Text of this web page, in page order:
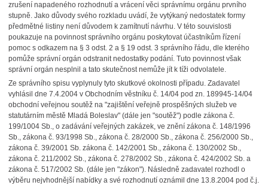
zrušení napadeného rozhodnutí a vrácení věci správnímu orgánu prvního
stupně. Jako důvody svého rozkladu uvádí, že vytýkaný nedostatek formy
předmětné listiny není důvodem k zamítnutí návrhu. V této souvislosti
poukazuje na povinnost správního orgánu poskytovat účastníkům řízení
pomoc s odkazem na § 3 odst. 2 a § 19 odst. 3 správního řádu, dle kterého
pomůže správní orgán odstranit nedostatky podání. Tuto povinnost však
správní orgán nesplnil a tato skutečnost nemůže jít k tíži odvolatele.
Ze správního spisu vyplynuly tyto skutkové okolnosti případu. Zadavatel
vyhlásil dne 7.4.2004 v Obchodním věstníku č. 14/04 pod zn. 189945-14/04
obchodní veřejnou soutěž na "zajištění veřejně prospěšných služeb ve
statutárním městě Mladá Boleslav" (dále jen "soutěž") podle zákona č.
199/1004 Sb., o zadávání veřejných zakázek, ve znění zákona č. 148/1996
Sb., zákona č. 93/1998 Sb., zákona č. 28/2000 Sb., zákona č. 256/2000 Sb.,
zákona č. 39/2001 Sb. zákona č. 142/2001 Sb., zákona č. 130/2002 Sb.,
zákona č. 211/2002 Sb., zákona č. 278/2002 Sb., zákona č. 424/2002 Sb. a
zákona č. 517/2002 Sb. (dále jen "zákon"). Následně zadavatel rozhodl o
výběru nejvhodnější nabídky a své rozhodnutí oznámil dne 13.8.2004 pod č.j.